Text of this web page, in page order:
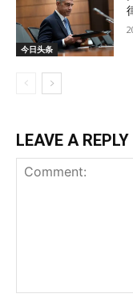
今日头条
LEAVE A REPLY